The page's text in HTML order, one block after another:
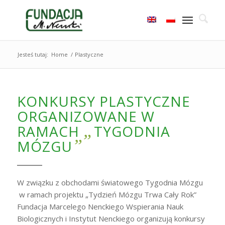
Jesteś tutaj: Home / Plastyczne
KONKURSY PLASTYCZNE
ORGANIZOWANE W
RAMACH „TYGODNIA
MÓZGU ”
W związku z obchodami światowego Tygodnia Mózgu
w ramach projektu „Tydzień Mózgu Trwa Cały Rok”
Fundacja Marcelego Nenckiego Wspierania Nauk
Biologicznych i Instytut Nenckiego organizują konkursy